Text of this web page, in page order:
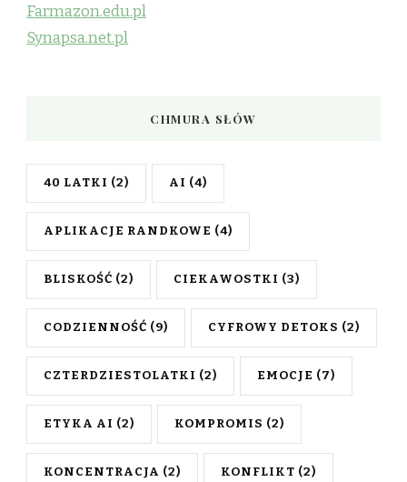
Farmazon.edu.pl
Synapsa.net.pl
CHMURA SŁÓW
40 LATKI (2) AI (4)
APLIKACJE RANDKOWE (4)
BLISKOŚĆ (2) CIEKAWOSTKI (3)
CODZIENNOŚĆ (9) CYFROWY DETOKS (2)
CZTERDZIESTOLATKI (2) EMOCJE (7)
ETYKA AI (2) KOMPROMIS (2)
KONCENTRACJA (2) KONFLIKT (2)